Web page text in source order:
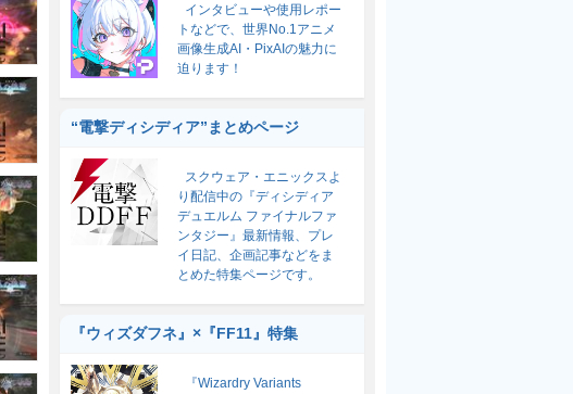
インタビューや使用レポー
トなどで、世界No.1アニメ
画像生成AI・PixAIの魅力に
迫ります！
“電撃ディシディア”まとめページ
スクウェア・エニックスよ
り配信中の『ディシディア
デュエルム ファイナルファ
ンタジー』最新情報、プレ
イ日記、企画記事などをま
とめた特集ページです。
『ウィズダフネ』×『FF11』特集
『Wizardry Variants